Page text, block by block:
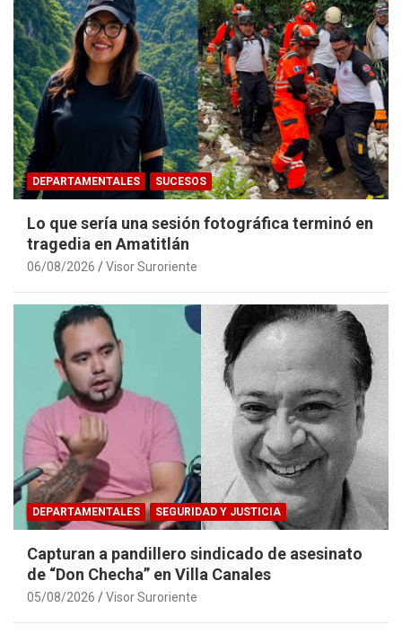
DEPARTAMENTALES SUCESOS
Lo que sería una sesión fotográfica terminó en
tragedia en Amatitlán
06/08/2026 Visor Suroriente
DEPARTAMENTALES SEGURIDAD Y JUSTICIA
Capturan a pandillero sindicado de asesinato
de “Don Checha” en Villa Canales
05/08/2026 Visor Suroriente